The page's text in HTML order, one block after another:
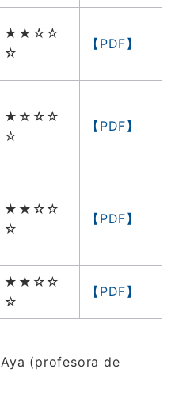
★★☆☆
☆
【PDF】
★☆☆☆
☆
【PDF】
★★☆☆
☆
【PDF】
★★☆☆
☆
【PDF】
Aya (profesora de